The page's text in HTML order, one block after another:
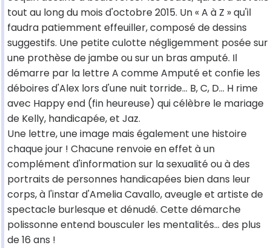
tout au long du mois d'octobre 2015. Un « A à Z » qu'il
faudra patiemment effeuiller, composé de dessins
suggestifs. Une petite culotte négligemment posée sur
une prothèse de jambe ou sur un bras amputé. Il
démarre par la lettre A comme Amputé et confie les
déboires d'Alex lors d'une nuit torride… B, C, D… H rime
avec Happy end (fin heureuse) qui célèbre le mariage
de Kelly, handicapée, et Jaz.
Une lettre, une image mais également une histoire
chaque jour ! Chacune renvoie en effet à un
complément d'information sur la sexualité ou à des
portraits de personnes handicapées bien dans leur
corps, à l'instar d'Amelia Cavallo, aveugle et artiste de
spectacle burlesque et dénudé. Cette démarche
polissonne entend bousculer les mentalités… des plus
de 16 ans !